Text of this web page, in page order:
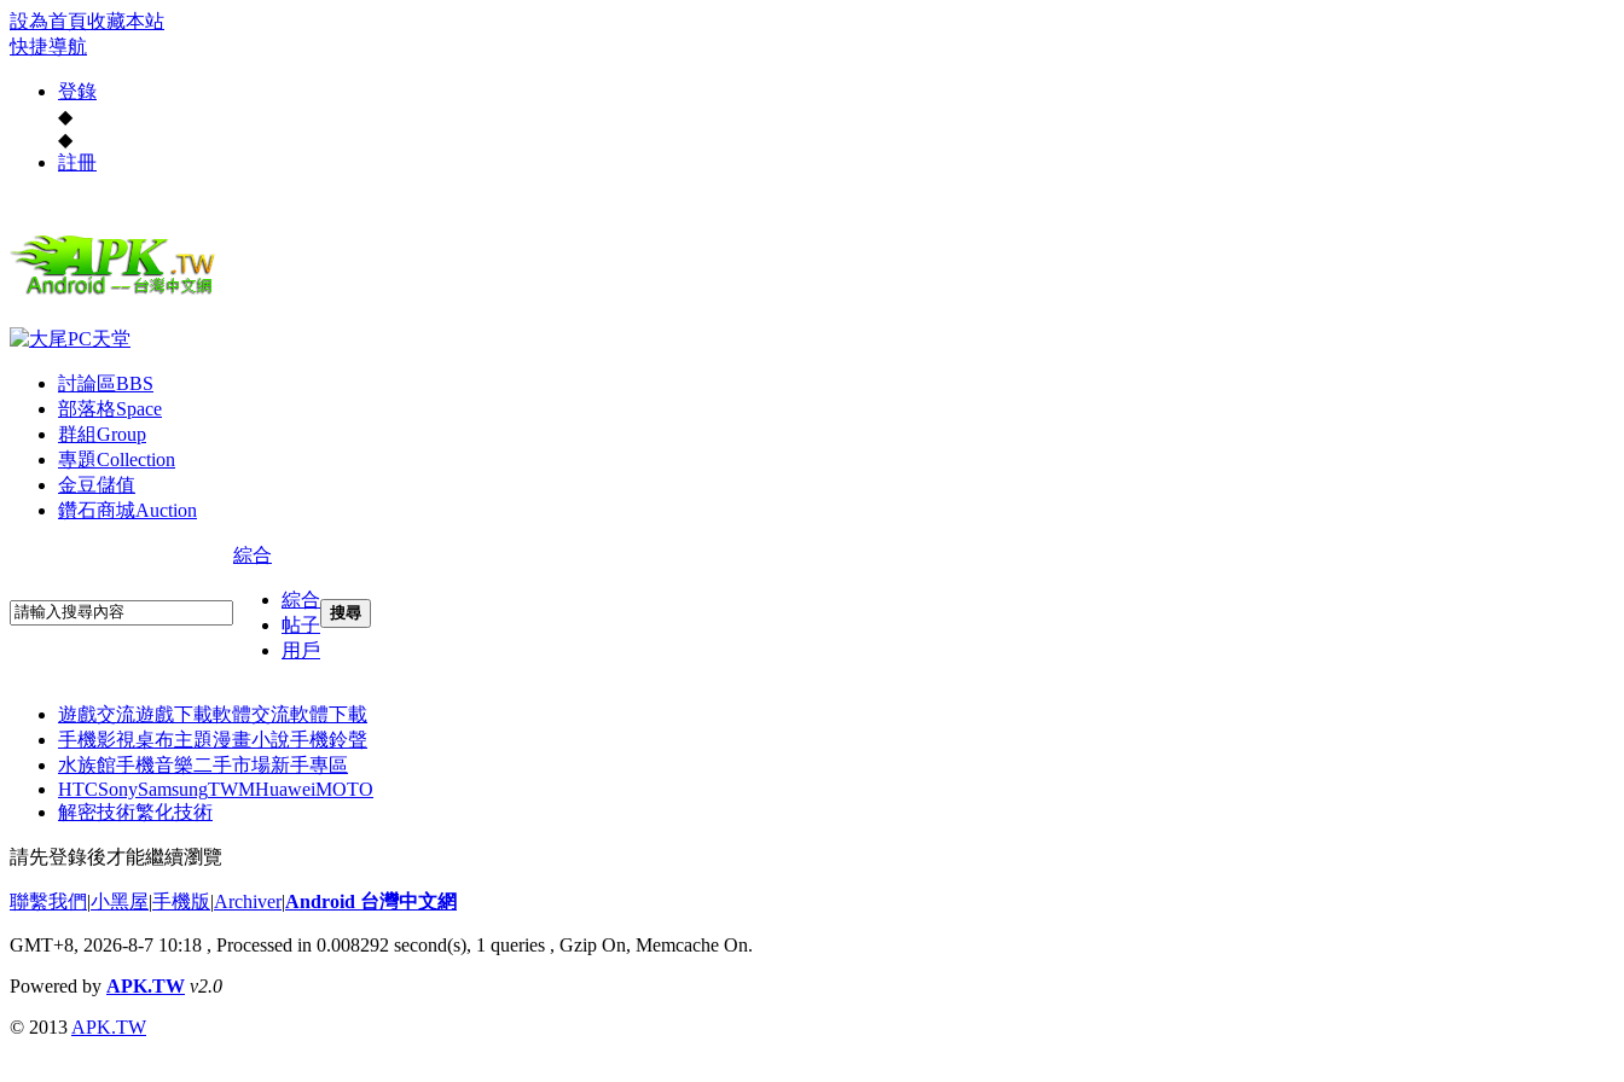
設為首頁收藏本站
快捷導航
登錄
◆
◆
註冊
討論區BBS
部落格Space
群組Group
專題Collection
金豆儲值
鑽石商城Auction
綜合
綜合
帖子
用戶
搜尋
遊戲交流遊戲下載軟體交流軟體下載
手機影視桌布主題漫畫小說手機鈴聲
水族館手機音樂二手市場新手專區
HTCSonySamsungTWMHuaweiMOTO
解密技術繁化技術
請先登錄後才能繼續瀏覽
聯繫我們|小黑屋|手機版|Archiver|Android 台灣中文網
GMT+8, 2026-8-7 10:18 , Processed in 0.008292 second(s), 1 queries , Gzip On, Memcache On.
Powered by APK.TW v2.0
© 2013 APK.TW